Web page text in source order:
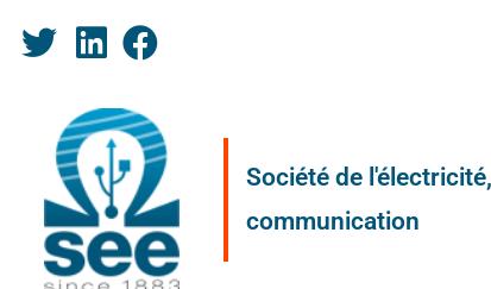
Société de
communication